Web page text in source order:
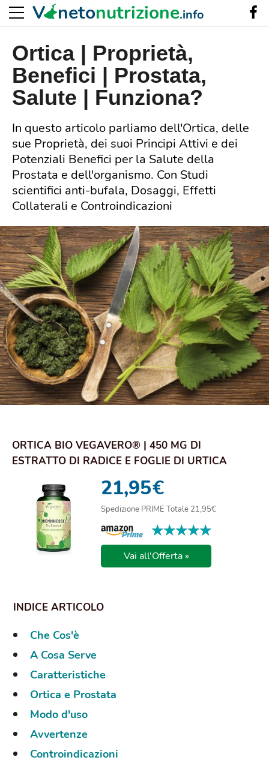
Ortica | Proprietà,
Benefici | Prostata,
Salute | Funziona?
In questo articolo parliamo dell'Ortica, delle
sue Proprietà, dei suoi Principi Attivi e dei
Potenziali Benefici per la Salute della
Prostata e dell'organismo. Con Studi
scientifici anti-bufala, Dosaggi, Effetti
Collaterali e Controindicazioni
ORTICA BIO VEGAVERO® | 450 MG DI
ESTRATTO DI RADICE E FOGLIE DI URTICA
21,95€
Spedizione PRIME Totale 21,95€
★★★★★
★★★★★
Vai all'Offerta »
Che Cos'è
A Cosa Serve
Caratteristiche
Ortica e Prostata
Modo d'uso
Avvertenze
Controindicazioni
V netonutrizione.info